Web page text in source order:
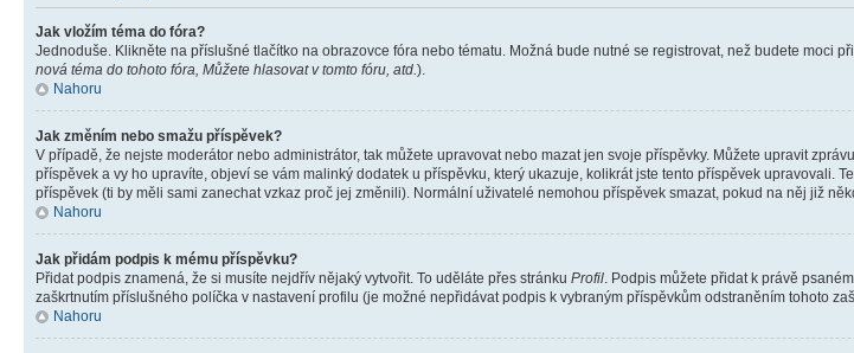
Jak vložím téma do fóra?
Jednoduše. Klikněte na příslušné tlačítko na obrazovce fóra nebo tématu. Možná bude nutné se registrovat, než budete moci
nová téma do tohoto fóra, Můžete hlasovat v tomto fóru, atd. ).
Nahoru
Jak změním nebo smažu příspěvek?
V případě, že nejste moderátor nebo administrátor, tak můžete upravovat nebo mazat jen svoje příspěvky. Můžete upravit
příspěvek a vy ho upravíte, objeví se vám malinký dodatek u příspěvku, který ukazuje, kolikrát jste tento příspěvek
příspěvek (ti by měli sami zanechat vzkaz proč jej změnili). Normální uživatelé nemohou příspěvek smazat, pokud na něj již
Nahoru
Jak přidám podpis k mému příspěvku?
Přidat podpis znamená, že si musíte nejdřív nějaký vytvořit. To uděláte přes stránku Profil . Podpis můžete přidat k právě
zaškrtnutím příslušného políčka v nastavení profilu (je možné nepřidávat podpis k vybraným příspěvkům odstraněním tohoto
Nahoru